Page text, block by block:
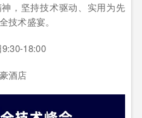
神，坚持技术驱动、实用为先
技术盛宴。
18:00
酒店